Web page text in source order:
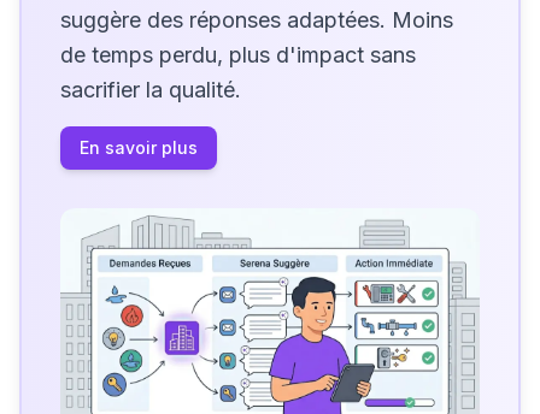
suggère des réponses adaptées. Moins
de temps perdu, plus d'impact sans
sacrifier la qualité.
En savoir plus